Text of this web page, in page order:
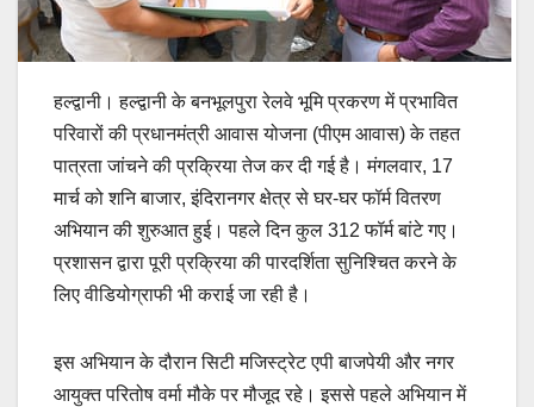
हल्द्वानी। हल्द्वानी के बनभूलपुरा रेलवे भूमि प्रकरण में प्रभावित
परिवारों की प्रधानमंत्री आवास योजना (पीएम आवास) के तहत
पात्रता जांचने की प्रक्रिया तेज कर दी गई है। मंगलवार, 17
मार्च को शनि बाजार, इंदिरानगर क्षेत्र से घर-घर फॉर्म वितरण
अभियान की शुरुआत हुई। पहले दिन कुल 312 फॉर्म बांटे गए।
प्रशासन द्वारा पूरी प्रक्रिया की पारदर्शिता सुनिश्चित करने के
लिए वीडियोग्राफी भी कराई जा रही है।
इस अभियान के दौरान सिटी मजिस्ट्रेट एपी बाजपेयी और नगर
आयुक्त परितोष वर्मा मौके पर मौजूद रहे। इससे पहले अभियान में